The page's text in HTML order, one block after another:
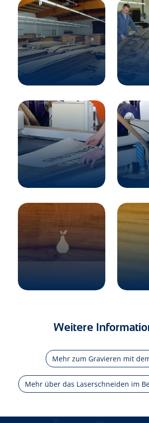
Weitere
Mehr zum Gravieren mit
Mehr über das Laserschneiden im